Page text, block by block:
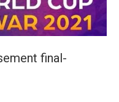
final-